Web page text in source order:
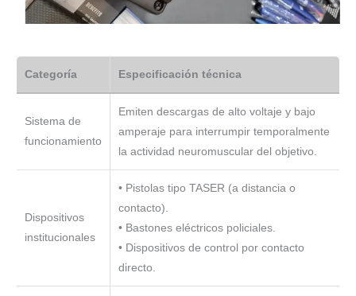
Categoría Especificación técnica
Sistema de
funcionamiento
Emiten descargas de alto voltaje y bajo
amperaje para interrumpir temporalmente
la actividad neuromuscular del objetivo.
Dispositivos
institucionales
• Pistolas tipo TASER (a distancia o
contacto).
• Bastones eléctricos policiales.
• Dispositivos de control por contacto
directo.